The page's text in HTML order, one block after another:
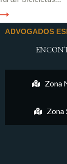
ADVOGADOS
Zona
Zona